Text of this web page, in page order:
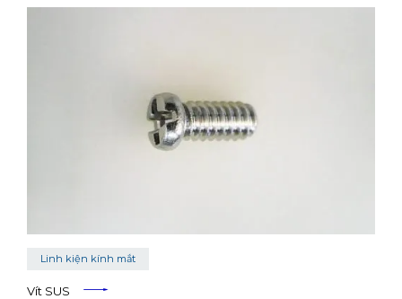
Linh kiện kính mắt
Vít SUS